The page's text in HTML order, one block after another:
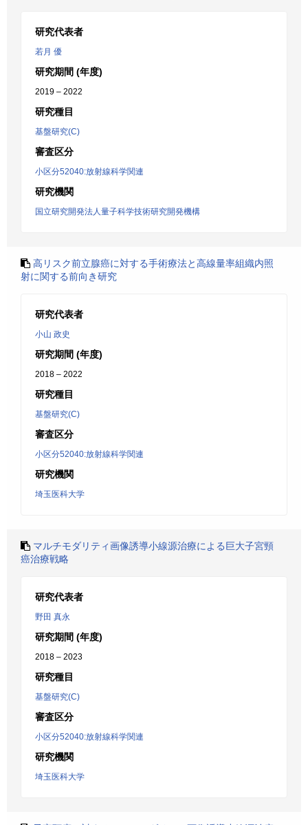
研究代表者
若月 優
研究期間 (年度)
2019 – 2022
研究種目
基盤研究(C)
審査区分
小区分52040:放射線科学関連
研究機関
国立研究開発法人量子科学技術研究開発機構
高リスク前立腺癌に対する手術療法と高線量率組織内照
射に関する前向き研究
研究代表者
小山 政史
研究期間 (年度)
2018 – 2022
研究種目
基盤研究(C)
審査区分
小区分52040:放射線科学関連
研究機関
埼玉医科大学
マルチモダリティ画像誘導小線源治療による巨大子宮頸
癌治療戦略
研究代表者
野田 真永
研究期間 (年度)
2018 – 2023
研究種目
基盤研究(C)
審査区分
小区分52040:放射線科学関連
研究機関
埼玉医科大学